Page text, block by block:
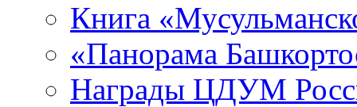
Книга
«Панорама
Награды ЦДУМ